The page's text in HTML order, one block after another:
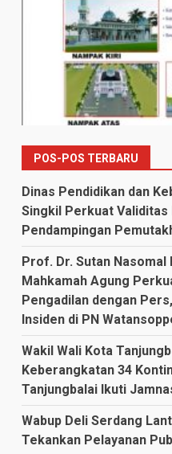
POS-POS TERBARU
Dinas Pendidikan dan
Singkil Perkuat Validitas
Pendampingan
Prof. Dr. Sutan Nasomal
Mahkamah Agung
Pengadilan dengan
Insiden di PN
Wakil Wali Kota
Keberangkatan 34
Tanjungbalai Ikuti
Wabup Deli Serdang
Tekankan Pelayanan